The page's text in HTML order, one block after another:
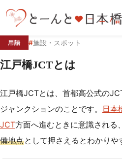
用語 #施設・スポット
江戸橋JCTとは
江戸橋JCTとは、首都高公式の
ジャンクションのことです。 日本
JCT方面へ進むときに意識される、
備地点として押さえるとわかりや